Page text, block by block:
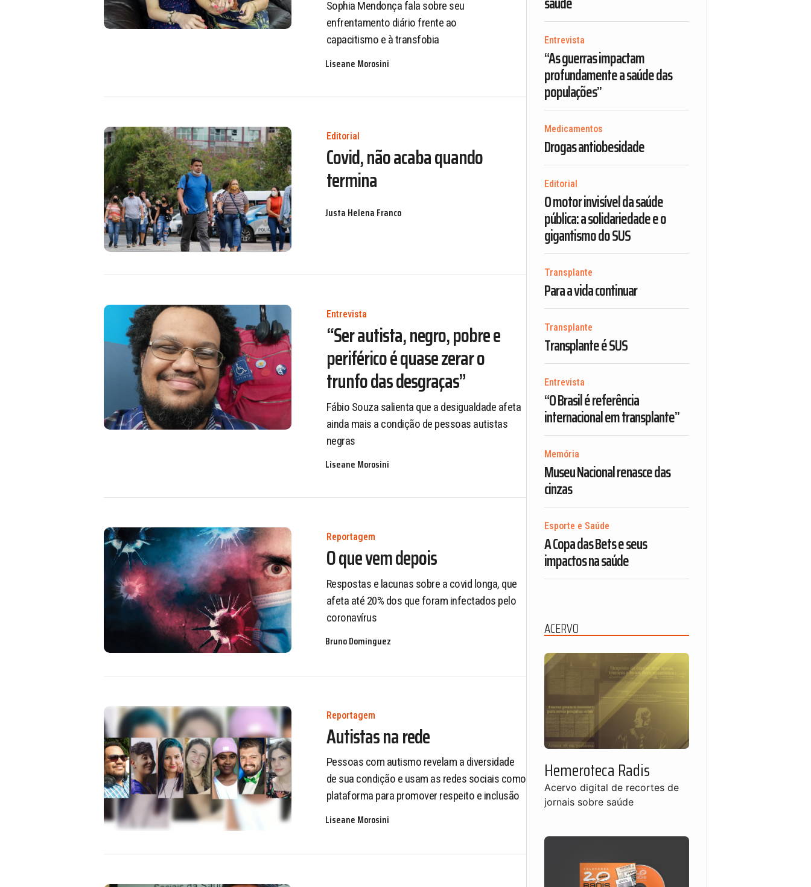
Sophia Mendonça fala sobre seu
enfrentamento diário frente ao
capacitismo e à transfobia
Liseane Morosini
Editorial
Covid, não acaba quando
termina
Justa Helena Franco
Entrevista
“Ser autista, negro, pobre e
periférico é quase zerar o
trunfo das desgraças”
Fábio Souza salienta que a desigualdade afeta
ainda mais a condição de pessoas autistas
negras
Liseane Morosini
Reportagem
O que vem depois
Respostas e lacunas sobre a covid longa, que
afeta até 20% dos que foram infectados pelo
coronavírus
Bruno Dominguez
Reportagem
Autistas na rede
Pessoas com autismo revelam a diversidade
de sua condição e usam as redes sociais como
plataforma para promover respeito e inclusão
Liseane Morosini
Entrevista
“As guerras impactam
profundamente a saúde das
populações”
Medicamentos
Drogas antiobesidade
Editorial
O motor invisível da saúde
pública: a solidariedade e o
gigantismo do SUS
Transplante
Para a vida continuar
Transplante
Transplante é SUS
Entrevista
“O Brasil é referência
internacional em transplante”
Memória
Museu Nacional renasce das
cinzas
Esporte e Saúde
A Copa das Bets e seus
impactos na saúde
ACERVO
Hemeroteca Radis
Acervo digital de recortes de
jornais sobre saúde